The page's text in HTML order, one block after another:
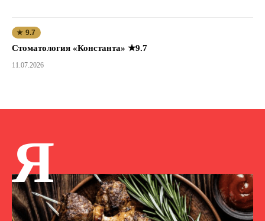
★ 9.7
Стоматология «Константа» ★9.7
11.07.2026
Я